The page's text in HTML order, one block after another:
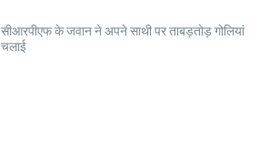
सीआरपीएफ के जवान ने अपने साथी पर ताबड़तोड़ गोलियां
चलाई